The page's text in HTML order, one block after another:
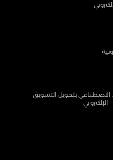
الاصطناعي بتحويل التسويق
الإلكتروني